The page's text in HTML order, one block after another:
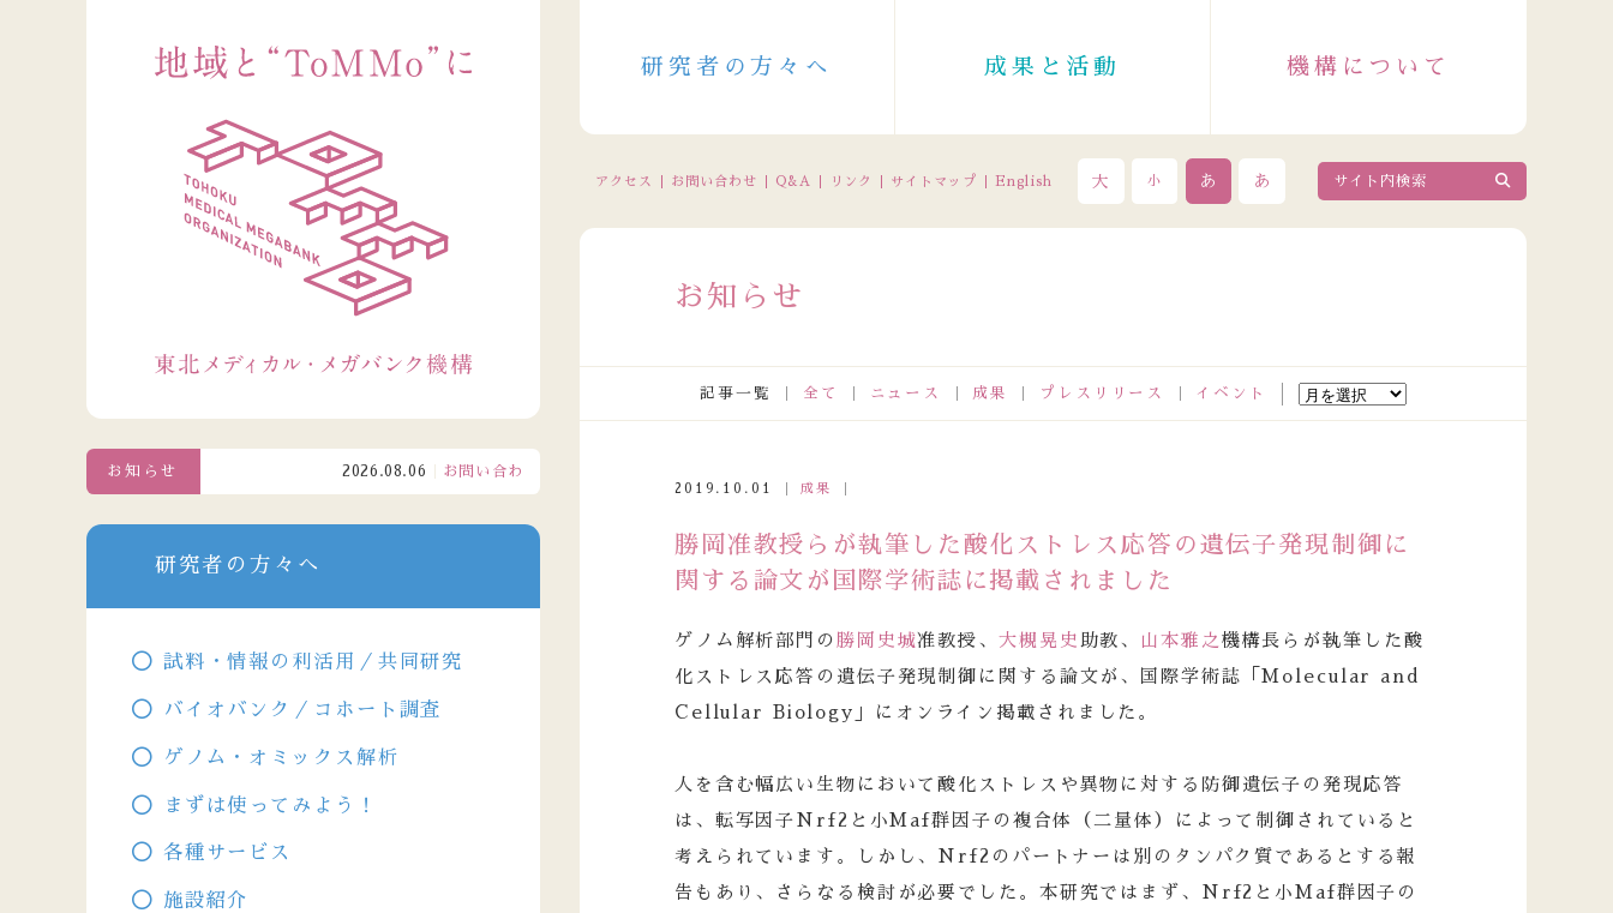
研究者の方々へ 成果と活動 機構について
アクセス お問い合わせ Q&A リンク サイトマップ English 大 小 あ あ
お知らせ
記事一覧 全て ニュース 成果 プレスリリース イベント
2019.10.01 成果
勝岡准教授らが執筆した酸化ストレス応答の遺伝子発現制御に
関する論文が国際学術誌に掲載されました
ゲノム解析部門の 勝岡史城准教授、大槻晃史 助教、 山本雅之 機構長らが執筆した酸
化ストレス応答の遺伝子発現制御に関する論文が、国際学術誌「Molecular and
Cellular Biology」にオンライン掲載されました。
人を含む幅広い生物において酸化ストレスや異物に対する防御遺伝子の発現応答
は、転写因子Nrf2と小Maf群因子の複合体（二量体）によって制御されていると
考えられています。しかし、Nrf2のパートナーは別のタンパク質であるとする報
告もあり、さらなる検討が必要でした。本研究ではまず、Nrf2と小Maf群因子の
お知らせ 2026.08.06 お問い合わせ窓口電話受付の休止について（2026/8/11～8/16（一部8/10～））
研究者の方々へ
試料・情報の利活用／共同研究
バイオバンク／コホート調査
ゲノム・オミックス解析
まずは使ってみよう！
各種サービス
施設紹介